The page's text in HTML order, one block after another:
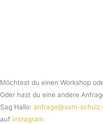
Möchtest du einen Workshop
Oder hast du eine andere
Sag Hallo: anfrage@sam-
auf Instagram